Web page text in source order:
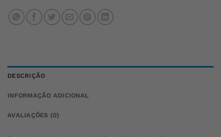
DESCRIÇÃO
INFORMAÇÃO ADICIONAL
AVALIAÇÕES (0)